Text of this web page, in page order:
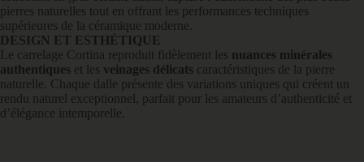
pierres naturelles tout en offrant les performances techniques
supérieures de la céramique moderne.
DESIGN ET ESTHÉTIQUE
Le carrelage Cortina reproduit fidèlement les nuances minérales
authentiques et les veinages délicats caractéristiques de la pierre
naturelle. Chaque dalle présente des variations uniques qui créent un
rendu naturel exceptionnel, parfait pour les amateurs d’authenticité et
d’élégance intemporelle.